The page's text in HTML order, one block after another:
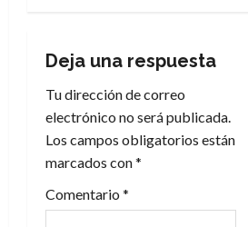
a
c
i
ó
n
Deja una respuesta
Tu dirección de correo
electrónico no será publicada.
Los campos obligatorios están
marcados con*
Comentario *